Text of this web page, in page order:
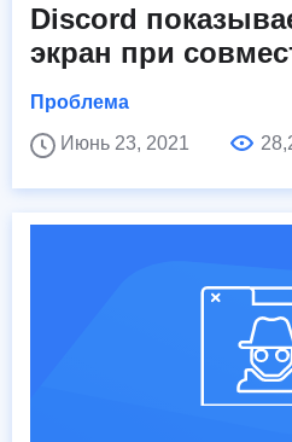
Discord
экран при
Проблема
Июнь 23, 2021